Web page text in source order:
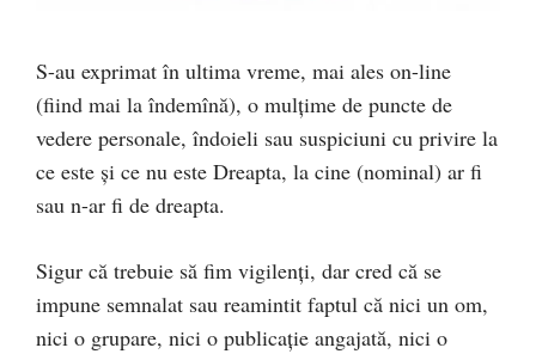
S-au exprimat în ultima vreme, mai ales on-line
(fiind mai la îndemînă), o mulţime de puncte de
vedere personale, îndoieli sau suspiciuni cu privire la
ce este şi ce nu este Dreapta, la cine (nominal) ar fi
sau n-ar fi de dreapta.
Sigur că trebuie să fim vigilenţi, dar cred că se
impune semnalat sau reamintit faptul că nici un om,
nici o grupare, nici o publicaţie angajată, nici o